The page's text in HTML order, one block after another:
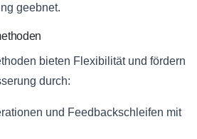
geebnet.
bieten Flexibilität und fördern
durch:
und Feedbackschleifen mit